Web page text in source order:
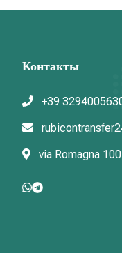
Контакты
+39
via Romagna